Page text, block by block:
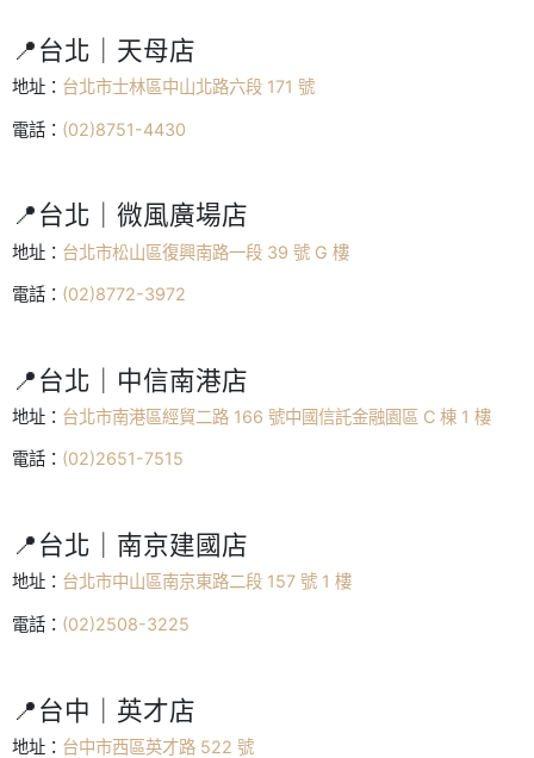
📍台北｜天母店
地址： 台北市士林區中山北路六段 171 號
電話： (02)8751-4430
📍台北｜微風廣場店
地址： 台北市松山區復興南路一段 39 號 G 樓
電話： (02)8772-3972
📍台北｜中信南港店
地址： 台北市南港區經貿二路 166 號中國信託金融園區 C 棟 1 樓
電話： (02)2651-7515
📍台北｜南京建國店
地址： 台北市中山區南京東路二段 157 號 1 樓
電話： (02)2508-3225
📍台中｜英才店
地址： 台中市西區英才路 522 號